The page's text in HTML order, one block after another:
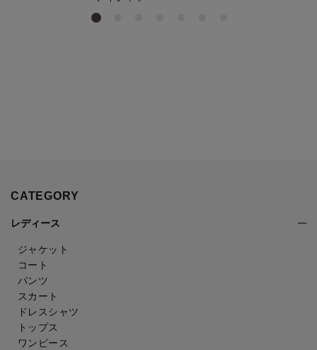
CATEGORY
レディース
ジャケット
コート
パンツ
スカート
ドレスシャツ
トップス
ワンピース